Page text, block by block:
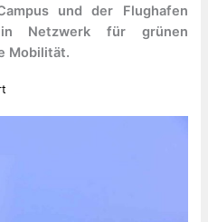
und der Flughafen
Netzwerk für grünen
Mobilität.